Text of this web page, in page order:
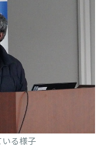
る様子